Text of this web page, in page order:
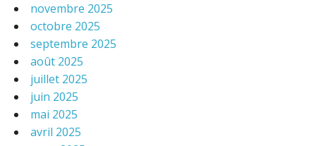
novembre 2025
octobre 2025
septembre 2025
août 2025
juillet 2025
juin 2025
mai 2025
avril 2025